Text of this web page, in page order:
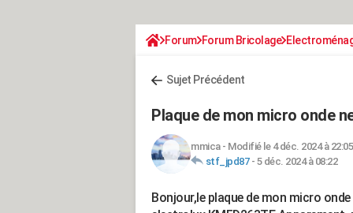
Forum Forum Bricolage
Sujet Précédent
Plaque de mon micro onde
mmica- Modifié le 4 déc. 2024 à 22:05
stf_jpd87- 5 déc. 2024 à 08:22
Bonjour,le plaque de mon micro